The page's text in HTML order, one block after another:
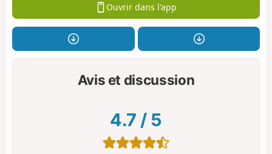
Ouvrir dans l'app
Avis et discussion
4.7 / 5